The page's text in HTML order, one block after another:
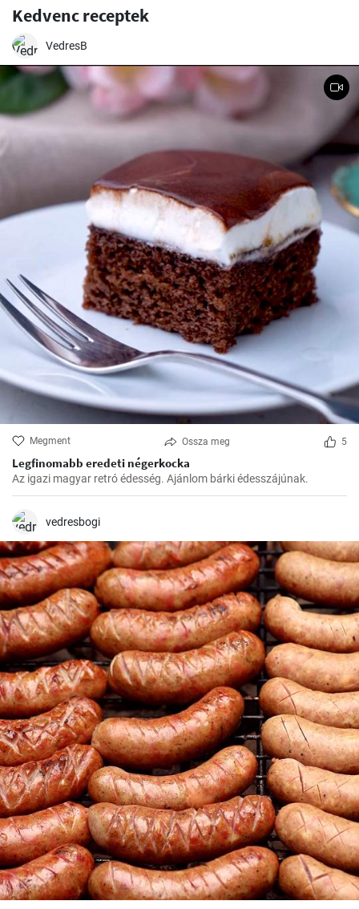
Kedvenc receptek
VedresB
Megment Ossza meg 5
Legfinomabb eredeti négerkocka
Az igazi magyar retró édesség. Ajánlom bárki édesszájúnak.
vedresbogi